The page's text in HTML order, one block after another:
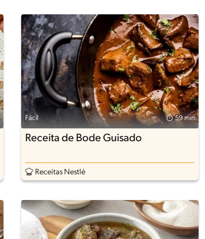
Fácil 59 min
Receita de Bode Guisado
Receitas Nestlé